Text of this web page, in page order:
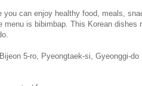
you can enjoy healthy food, meals,
menu is bibimbap. This Korean dishes
5-ro, Pyeongtaek-si, Gyeonggi-do